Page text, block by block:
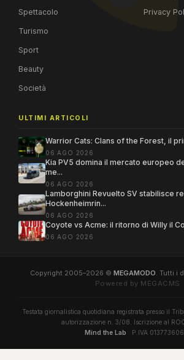
Spettacolo
Turismo
Sport
Beauty
Società
Privacy
ULTIMI ARTICOLI
Warrior Cats: Clans of the Forest, il
06 AGO 2026
Kia PV5 domina il mercato europeo
me...
06 AGO 2026
Lamborghini Revuelto SV stabilisce
Hockenheimrin...
06 AGO 2026
Coyote vs Acme: il ritorno di Willy il
06 AGO 2026
Copyright 2005–2026 © MEGAMODO. Tutti i
Powered by MEGACMS
Testata giornalistica quotidiana registrata presso il
autorizzazione n. 3/08. Iscrizione al ROC
Mind the Lab · P.IVA